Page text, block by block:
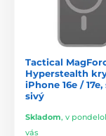
Tactical
Hyperstealth
iPhone 16e /
sivý
Skladom, v
vás